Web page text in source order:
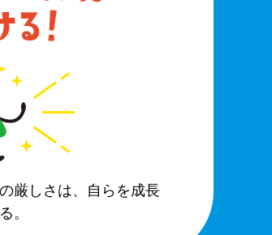
厳しさは、自らを成長
。